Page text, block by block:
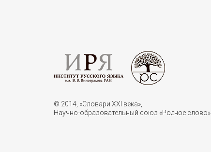
© 2014, «Словари XXI векa»,
Научно-образовательный союз «Родное слово»